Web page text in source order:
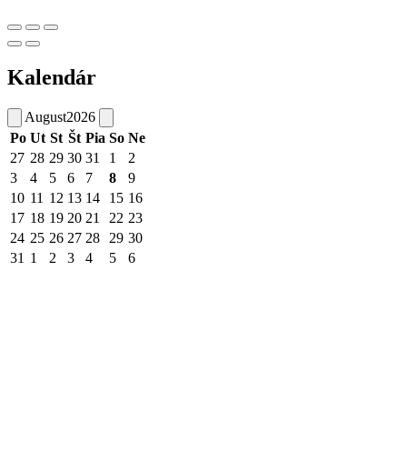
Kalendár
August2026
Po Ut St Št Pia So Ne
27 28 29 30 31 1
2
3
4 5 6 7 8
9
10 11 12 13 14 15 16
17 18 19 20 21 22 23
24 25 26 27 28 29 30
31 1 2 3 4 5 6